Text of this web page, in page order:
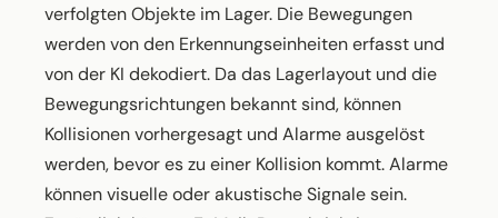
verfolgten Objekte im Lager. Die Bewegungen
werden von den Erkennungseinheiten erfasst und
von der KI dekodiert. Da das Lagerlayout und die
Bewegungsrichtungen bekannt sind, können
Kollisionen vorhergesagt und Alarme ausgelöst
werden, bevor es zu einer Kollision kommt. Alarme
können visuelle oder akustische Signale sein.